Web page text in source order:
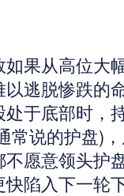
果从高位大
逃脱惨跌的
于底部时，
常说的护盘)
愿意领头护
陷入下一轮